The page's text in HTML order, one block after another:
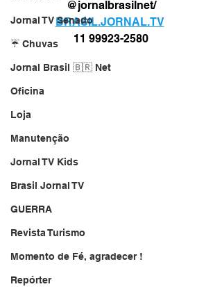
Jornal TV Senado
☔ Chuvas
Jornal Brasil 🇧🇷 Net
Oficina
Loja
Manutenção
Jornal TV Kids
Brasil Jornal TV
GUERRA
Revista Turismo
Momento de Fé, agradecer !
Repórter
@jornalbrasilnet/
BRASIL.JORNAL.TV
11 99923-2580